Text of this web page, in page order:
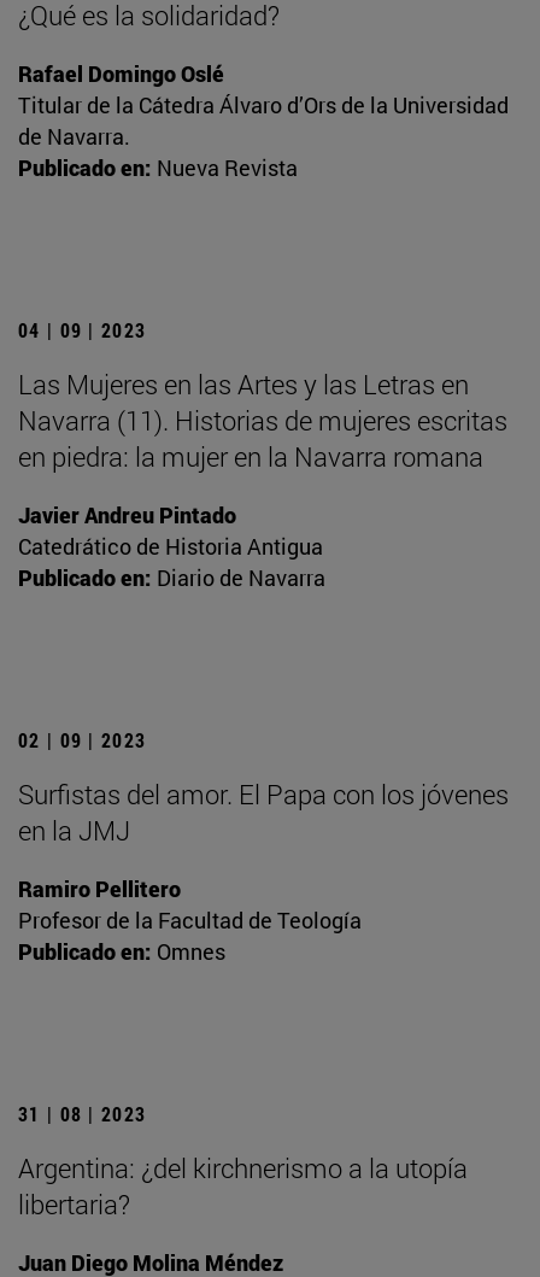
¿Qué es la solidaridad?
Rafael Domingo Oslé
Titular de la Cátedra Álvaro d’Ors de la Universidad
de Navarra.
Publicado en: Nueva Revista
04 | 09 | 2023
Las Mujeres en las Artes y las Letras en
Navarra (11). Historias de mujeres escritas
en piedra: la mujer en la Navarra romana
Javier Andreu Pintado
Catedrático de Historia Antigua
Publicado en: Diario de Navarra
02 | 09 | 2023
Surfistas del amor. El Papa con los jóvenes
en la JMJ
Ramiro Pellitero
Profesor de la Facultad de Teología
Publicado en: Omnes
31 | 08 | 2023
Argentina: ¿del kirchnerismo a la utopía
libertaria?
Juan Diego Molina Méndez